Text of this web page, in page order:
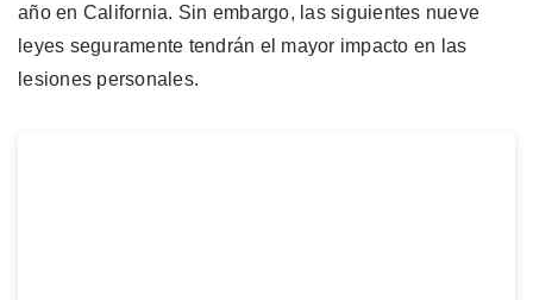
año en California. Sin embargo, las siguientes nueve
leyes seguramente tendrán el mayor impacto en las
lesiones personales.